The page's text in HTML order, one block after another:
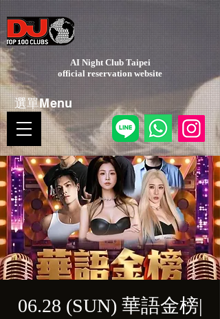
AI Night Club Taipei
​official reservation website
選單Menu
06.28 (SUN) 華語金榜|